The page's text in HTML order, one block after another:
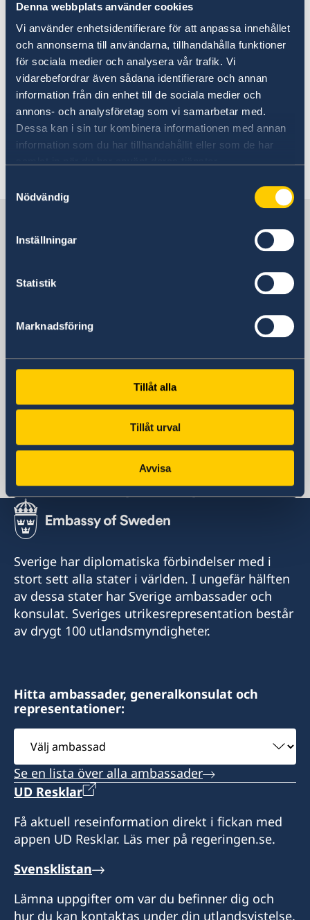
Denna webbplats använder cookies
Vi använder enhetsidentifierare för att anpassa innehållet
och annonserna till användarna, tillhandahålla funktioner
för sociala medier och analysera vår trafik. Vi
vidarebefordrar även sådana identifierare och annan
information från din enhet till de sociala medier och
annons- och analysföretag som vi samarbetar med.
Dessa kan i sin tur kombinera informationen med annan
information som du har tillhandahållit eller som de har
Nödvändig
Inställningar
Statistik
Marknadsföring
Tillåt alla
Tillåt urval
Avvisa
I dag, tisdagen den 10 september, i samband
med regeringsförklaringen berättade
statsminister Ulf Kristersson om förändringar i
regeringen. Det är två nya statsråd och fyra
statsråd som byter ministerpost.
Statsminister Ulf Kristersson presenterade
förändringar i regeringen - Regeringen.se
Senast uppdaterad 11 sep. 2024, 15.54
(STOCKHOLMSBASERAD)
Utrikesdepartementet
utlandsmyndigheter (UD KSU)
103 39 STOCKHOLM
Telefonnummer
+46 8 405 10 00
+46 8 723 11 76
sbs.malta.heliga-stolen@gov.se
Sverige har diplomatiska förbindelser med i
stort sett alla stater i världen. I ungefär hälften
av dessa stater har Sverige ambassader och
konsulat. Sveriges utrikesrepresentation består
av drygt 100 utlandsmyndigheter.
Hitta ambassader, generalkonsulat och
representationer:
Välj
ambassad
Se en lista över alla ambassader
UD Resklar
Få aktuell reseinformation direkt i fickan med
appen UD Resklar. Läs mer på regeringen.se.
Svensklistan
Lämna uppgifter om var du befinner dig och
hur du kan kontaktas under din utlandsvistelse.